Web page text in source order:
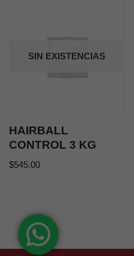
SIN EXISTENCIAS
HAIRBALL
CONTROL 3 KG
$545.00